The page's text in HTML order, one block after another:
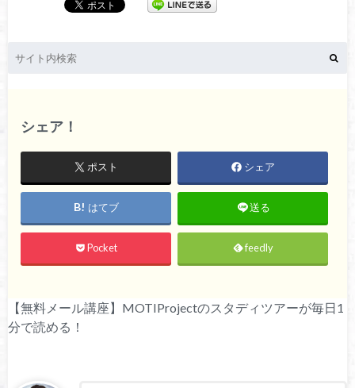
シェア！
ポスト シェア
はてブ 送る
Pocket feedly
【無料メール講座】MOTIProjectのスタディツアーが毎日1
分で読める！